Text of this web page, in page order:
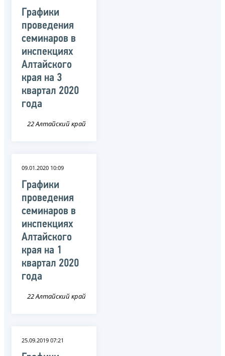
Графики
проведения
семинаров в
инспекциях
Алтайского
края на 3
квартал 2020
года
22 Алтайский край
09.01.2020 10:09
Графики
проведения
семинаров в
инспекциях
Алтайского
края на 1
квартал 2020
года
22 Алтайский край
25.09.2019 07:21